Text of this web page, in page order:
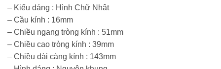
– Kiểu dáng : Hình Chữ Nhật
– Cầu kính : 16mm
– Chiều ngang tròng kính : 51mm
– Chiều cao tròng kính : 39mm
– Chiều dài càng kính : 143mm